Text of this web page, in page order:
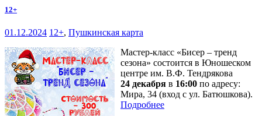
12+
01.12.2024 12+, Пушкинская карта
Мастер-класс «Бисер – тренд
сезона» состоится в Юношеском
центре им. В.Ф. Тендрякова
24 декабря в 16:00 по адресу:
Мира, 34 (вход с ул. Батюшкова).
Подробнее